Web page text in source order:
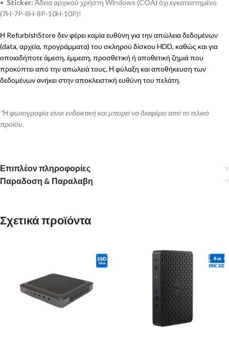
• Sticker: Άδεια αρχικού χρήστη Windows (COA) όχι εγκατεστημένο
(7H-7P-8H-8P-10H-10P)!
Η RefurbishStore δεν φέρει καμία ευθύνη για την απώλεια δεδομένων
(data, αρχεία, προγράμματα) του σκληρού δίσκου HDD, καθώς και για
οποιαδήποτε άμεση, έμμεση, προσθετική ή αποθετική ζημιά που
προκύπτει από την απώλειά τους. Η φύλαξη και αποθήκευση των
δεδομένων ανήκει στην αποκλειστική ευθύνη του πελάτη.
*Η φωτογραφία είναι ενδεικτική και μπορεί να διαφέρει από το τελικό
προϊόν.
Επιπλέον πληροφορίες
Παραδοση & Παραλαβη
Σχετικά προϊόντα